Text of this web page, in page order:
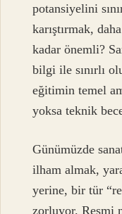
potansiyelini
karıştırmak,
kadar önemli?
bilgi ile sınırlı
eğitimin temel
yoksa teknik
Günümüzde
ilham almak,
yerine, bir tür
zorluyor. Resmi